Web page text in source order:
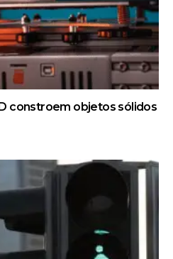
constroem objetos sólidos